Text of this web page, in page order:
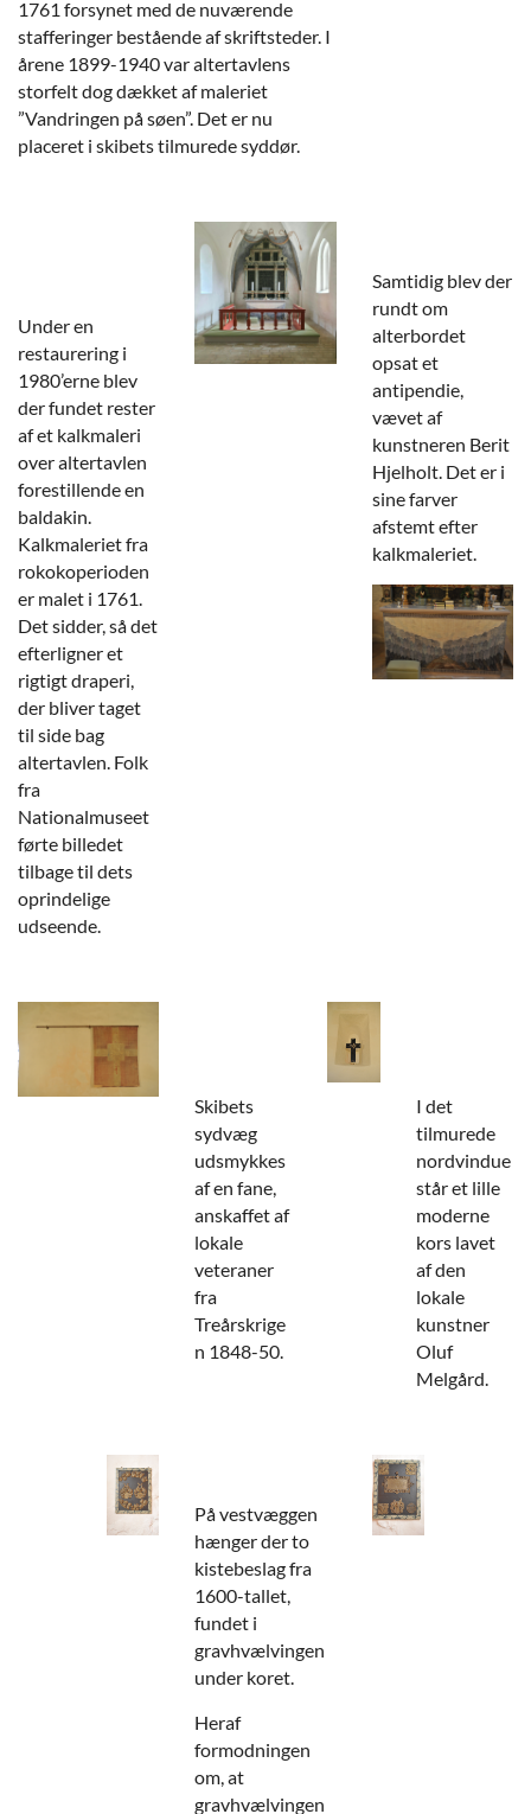
1761 forsynet med de nuværende
stafferinger bestående af skriftsteder. I
årene 1899-1940 var altertavlens
storfelt dog dækket af maleriet
”Vandringen på søen”. Det er nu
placeret i skibets tilmurede syddør.
Under en
restaurering i
1980’erne blev
der fundet rester
af et kalkmaleri
over altertavlen
forestillende en
baldakin.
Kalkmaleriet fra
rokokoperioden
er malet i 1761.
Det sidder, så det
efterligner et
rigtigt draperi,
der bliver taget
til side bag
altertavlen. Folk
fra
Nationalmuseet
førte billedet
tilbage til dets
oprindelige
udseende.
Samtidig blev der
rundt om
alterbordet
opsat et
antipendie,
vævet af
kunstneren Berit
Hjelholt. Det er i
sine farver
afstemt efter
kalkmaleriet.
Skibets
sydvæg
udsmykkes
af en fane,
anskaffet af
lokale
veteraner
fra
Treårskrige
n 1848-50.
I det
tilmurede
nordvindue
står et lille
moderne
kors lavet
af den
lokale
kunstner
Oluf
Melgård.
På vestvæggen
hænger der to
kistebeslag fra
1600-tallet,
fundet i
gravhvælvingen
under koret.
Heraf
formodningen
om, at
gravhvælvingen